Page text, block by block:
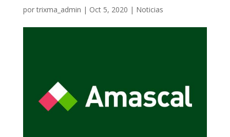
portrixma_admin | Oct 5, 2020 | Noticias